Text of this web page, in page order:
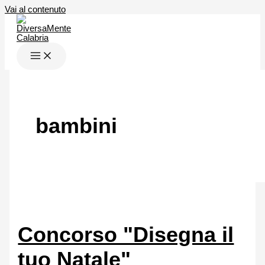
Vai al contenuto
bambini
Concorso "Disegna il
tuo Natale"